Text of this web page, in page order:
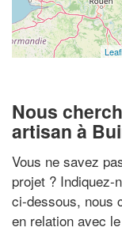
Nous
artisan à
Vous ne savez
projet ? Indiquez-
ci-dessous, nous
en relation avec